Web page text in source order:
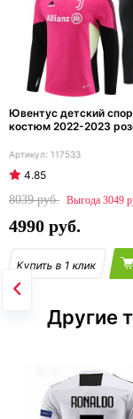
Ювентус детский
костюм 2022-2023
117533
4.85
8039
3049
4990
Другие